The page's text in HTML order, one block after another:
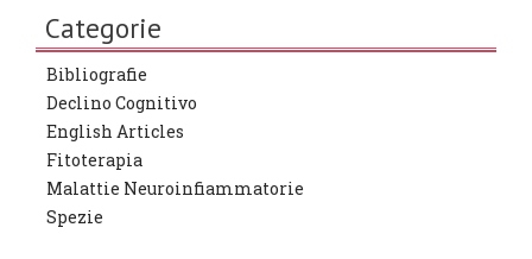
Categorie
Bibliografie
Declino Cognitivo
English Articles
Fitoterapia
Malattie Neuroinfiammatorie
Spezie